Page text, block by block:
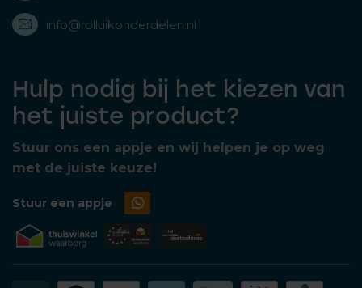
info@rolluikonderdelen.nl
Hulp nodig bij het kiezen van
het juiste product?
Stuur ons een appje en wij helpen je op weg
met de juiste keuze!
Stuur een appje